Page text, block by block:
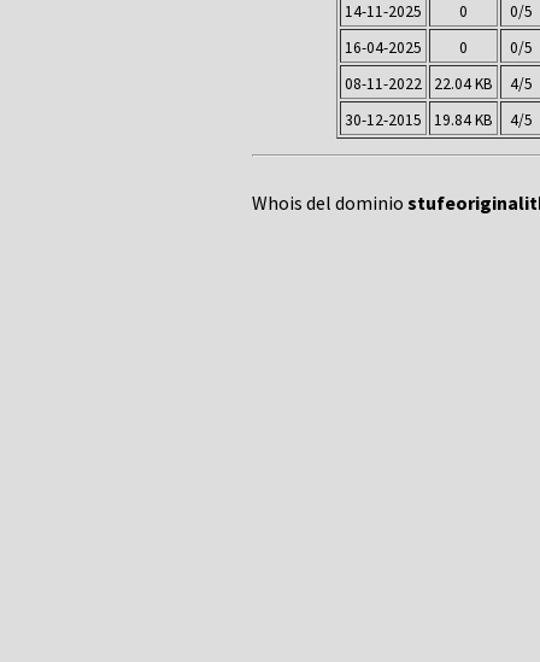
14-11-2025
0
0/5
16-04-2025
0
0/5
08-11-2022
22.04 KB
4/5
30-12-2015
19.84 KB 4/5
Whois del dominio